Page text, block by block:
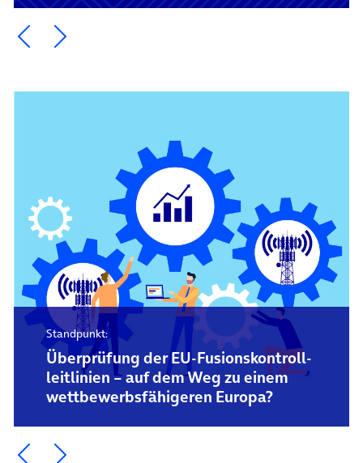
Ein Element zurück blättern
Ein Element weiter blättern
Standpunkt:
Überprüfung der EU-Fusions­kontroll­
leitlinien – auf dem Weg zu einem
wettbewerbs­fähigeren Europa?
Ein Element zurück blättern
Ein Element weiter blättern